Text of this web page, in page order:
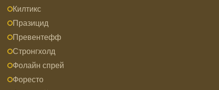
Килтикс
Празицид
Превентефф
Стронгхолд
Фолайн спрей
Форесто